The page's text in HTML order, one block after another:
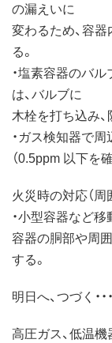
の漏えいに
変わるため、容
る。
・塩素容器のバ
は、バルブに
木栓を打ち込み
・ガス検知器で
（0.5ppm 以下を確
火災時の対応（周
・小型容器など
容器の胴部や周
する。
明日へ、つづく・・・
高圧ガス、低温機